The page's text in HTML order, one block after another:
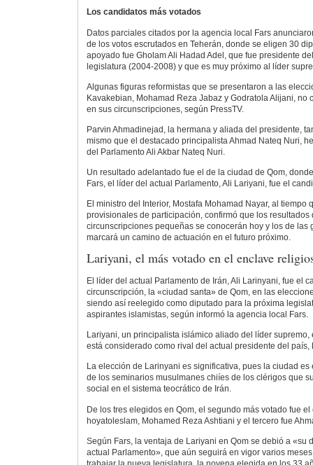
Los candidatos más votados
Datos parciales citados por la agencia local Fars
de los votos escrutados en Teherán, donde se eligen 30
apoyado fue Gholam Ali Hadad Adel, que fue presidente
legislatura (2004-2008) y que es muy próximo al líder
Algunas figuras reformistas que se presentaron a las
Kavakebian, Mohamad Reza Jabaz y Godratola Alijani, no
en sus circunscripciones, según PressTV.
Parvin Ahmadinejad, la hermana y aliada del presidente,
mismo que el destacado principalista Ahmad Nateq Nuri,
del Parlamento Ali Akbar Nateq Nuri.
Un resultado adelantado fue el de la ciudad de Qom,
Fars, el líder del actual Parlamento, Ali Lariyani, fue el
El ministro del Interior, Mostafa Mohamad Nayar, al tiempo
provisionales de participación, confirmó que los resultados
circunscripciones pequeñas se conocerán hoy y los de las
marcará un camino de actuación en el futuro próximo.
Lariyani, el más votado en el enclave
El líder del actual Parlamento de Irán, Ali Larinyani, fue el
circunscripción, la «ciudad santa» de Qom, en las
siendo así reelegido como diputado para la próxima
aspirantes islamistas, según informó la agencia local Fars.
Lariyani, un principalista islámico aliado del líder supremo,
está considerado como rival del actual presidente del país,
La elección de Larinyani es significativa, pues la ciudad
de los seminarios musulmanes chiíes de los clérigos que
social en el sistema teocrático de Irán.
De los tres elegidos en Qom, el segundo más votado fue
hoyatoleslam, Mohamed Reza Ashtiani y el tercero fue
Según Fars, la ventaja de Lariyani en Qom se debió a «su
actual Parlamento», que aún seguirá en vigor varios